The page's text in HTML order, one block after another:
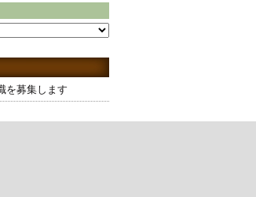
を募集します